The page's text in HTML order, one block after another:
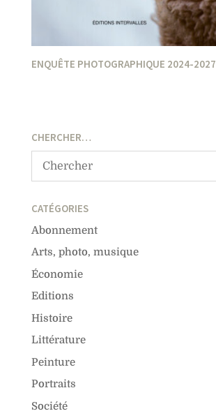
ENQUÊTE PHOTOGRAPHIQUE 2024-2027
CHERCHER…
CATÉGORIES
Abonnement
Arts, photo, musique
Économie
Editions
Histoire
Littérature
Peinture
Portraits
Société